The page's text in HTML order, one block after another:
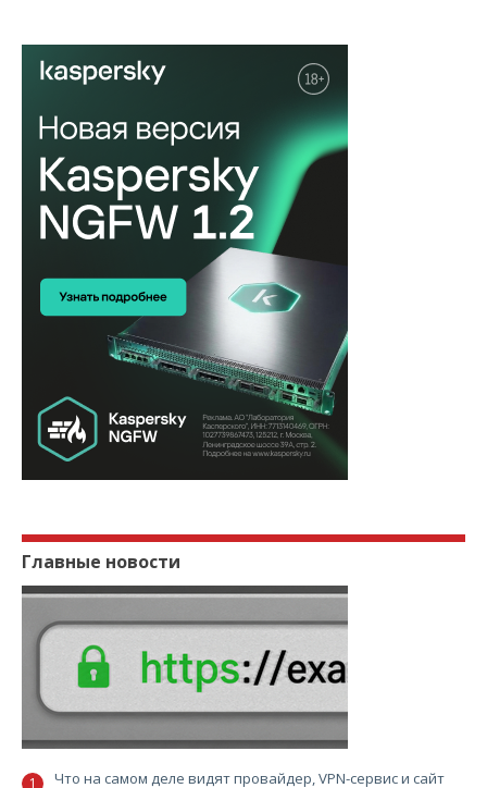
Главные новости
Что на самом деле видят провайдер, VPN-сервис и сайт